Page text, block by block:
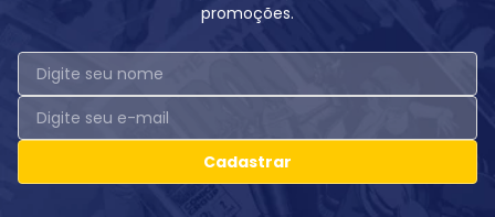
promoções.
Cadastrar